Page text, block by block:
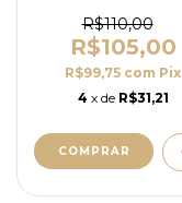
100% Algodão
R$110,00
R$105,00
R$99,75 com Pix
4 x de R$31,21